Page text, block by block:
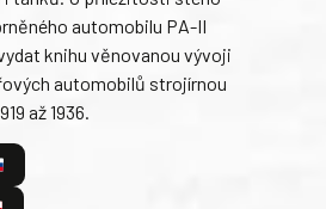
automobilu PA-II
knihu věnovanou vývoji
automobilů strojírnou
až 1936.